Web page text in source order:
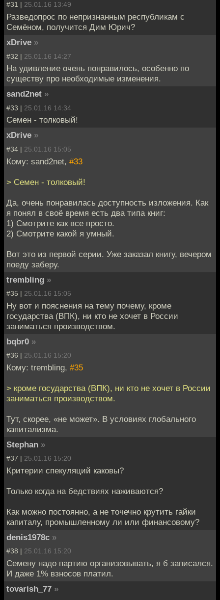
#31 | 25.01.16 13:49
Разведопрос по непризнанным республикам с
Семёном, получится Дим Юрич?
xDrive »
#32 | 25.01.16 14:27
На удивление очень понравилось, особенно по
существу про необходимые изменения.
sand2net »
#33 | 25.01.16 14:34
Семен - толковый!
xDrive »
#34 | 25.01.16 15:05
Кому: sand2net, #33
> Семен - толковый!
Да, очень понравилась доступность изложения. Как
я понял в своё время есть два типа книг:
1) Смотрите как все просто.
2) Смотрите какой я умный.
Вот это из первой серии. Уже заказал книгу, вечером
поеду заберу.
trembling »
#35 | 25.01.16 15:05
Ну вот и пояснения на тему почему, кроме
государства (ВПК), ни кто не хочет в России
заниматься производством.
bqbr0 »
#36 | 25.01.16 15:20
Кому: trembling, #35
> кроме государства (ВПК), ни кто не хочет в России
заниматься производством.
Тут, скорее, «не может». В условиях глобального
капитализма.
Stephan »
#37 | 25.01.16 15:20
Критерии спекуляций каковы?
Только когда на бедствиях наживаются?
Как можно постоянно, а не точечно крутить гайки
капиталу, промышленному ли или финансовому?
denis1978c »
#38 | 25.01.16 15:20
Семену надо партию организовывать, я б записался.
И даже 1% взносов платил.
tovarish_77 »